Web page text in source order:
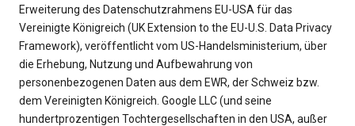
Erweiterung des Datenschutzrahmens EU-USA für das
Vereinigte Königreich (UK Extension to the EU-U.S. Data Privacy
Framework), veröffentlicht vom US-Handelsministerium, über
die Erhebung, Nutzung und Aufbewahrung von
personenbezogenen Daten aus dem EWR, der Schweiz bzw.
dem Vereinigten Königreich. Google LLC (und seine
hundertprozentigen Tochtergesellschaften in den USA, außer